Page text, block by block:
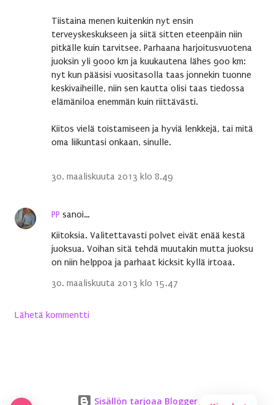
Tiistaina menen kuitenkin nyt ensin
terveyskeskukseen ja siitä sitten eteenpäin niin
pitkälle kuin tarvitsee. Parhaana harjoitusvuotena
juoksin yli 9000 km ja kuukautena lähes 900 km:
nyt kun pääsisi vuositasolla taas jonnekin tuonne
keskivaiheille, niin sen kautta olisi taas tiedossa
elämäniloa enemmän kuin riittävästi.
Kiitos vielä toistamiseen ja hyviä lenkkejä, tai mitä
oma liikuntasi onkaan, sinulle.
30. maaliskuuta 2013 klo 8.49
PP sanoi…
Kiitoksia. Valitettavasti polvet eivät enää kestä
juoksua. Voihan sitä tehdä muutakin mutta juoksu
on niin helppoa ja parhaat kicksit kyllä irtoaa.
30. maaliskuuta 2013 klo 15.47
Lähetä kommentti
Sisällön tarjoaa Blogger